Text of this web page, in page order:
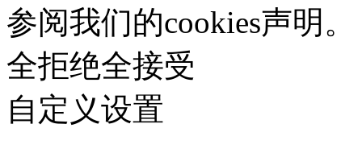
参阅我们的cookies声明。
全拒绝全接受
自定义设置